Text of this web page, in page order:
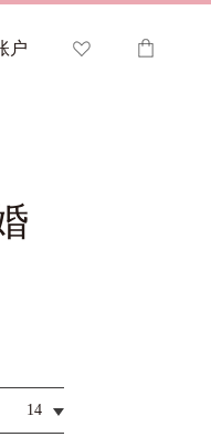
户
单
14